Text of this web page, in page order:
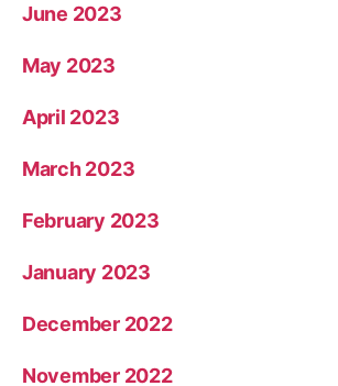
June 2023
May 2023
April 2023
March 2023
February 2023
January 2023
December 2022
November 2022